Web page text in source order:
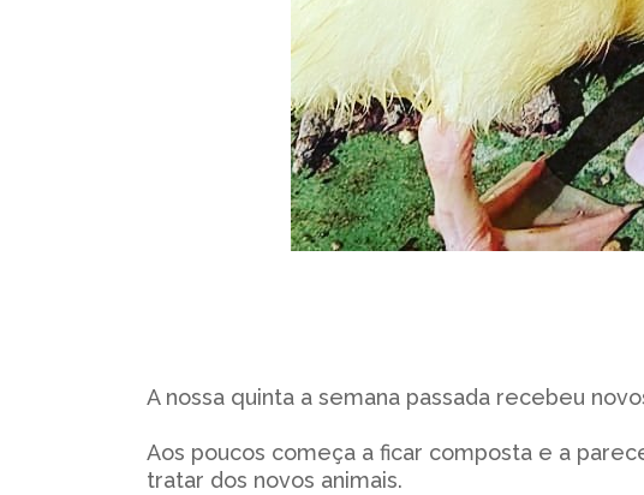
A nossa quinta a semana passada recebeu
Aos poucos começa a ficar composta e a
tratar dos novos animais.